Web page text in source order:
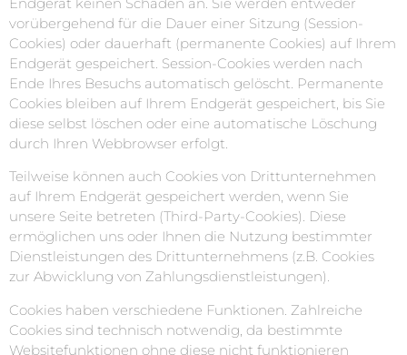
vorübergehend für die Dauer einer Sitzung (Session-
Cookies) oder dauerhaft (permanente Cookies) auf Ihrem
Endgerät gespeichert. Session-Cookies werden nach
Ende Ihres Besuchs automatisch gelöscht. Permanente
Cookies bleiben auf Ihrem Endgerät gespeichert, bis Sie
diese selbst löschen oder eine automatische Löschung
durch Ihren Webbrowser erfolgt.
Teilweise können auch Cookies von Drittunternehmen
auf Ihrem Endgerät gespeichert werden, wenn Sie
unsere Seite betreten (Third-Party-Cookies). Diese
ermöglichen uns oder Ihnen die Nutzung bestimmter
Dienstleistungen des Drittunternehmens (z.B. Cookies
zur Abwicklung von Zahlungsdienstleistungen).
Cookies haben verschiedene Funktionen. Zahlreiche
Cookies sind technisch notwendig, da bestimmte
Websitefunktionen ohne diese nicht funktionieren